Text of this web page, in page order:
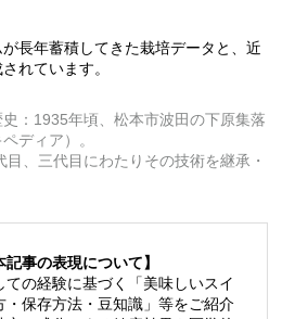
長年蓄積してきた栽培データと、近
れています。
：1935年頃、松本市波田の下原集落
ディア）。
、三代目にわたりその技術を継承・
記事の表現について】
の経験に基づく「美味しいスイ
・保存方法・豆知識」等をご紹介